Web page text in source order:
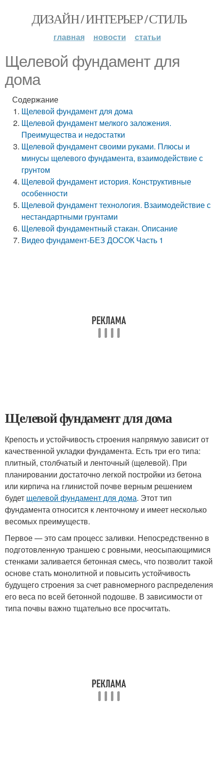
ДИЗАЙН / ИНТЕРЬЕР / СТИЛЬ
главная новости статьи
Щелевой фундамент для
дома
Содержание
Щелевой фундамент для дома
Щелевой фундамент мелкого заложения.
Преимущества и недостатки
Щелевой фундамент своими руками. Плюсы и
минусы щелевого фундамента, взаимодействие с
грунтом
Щелевой фундамент история. Конструктивные
особенности
Щелевой фундамент технология. Взаимодействие с
нестандартными грунтами
Щелевой фундаментный стакан. Описание
Видео фундамент-БЕЗ ДОСОК Часть 1
Щелевой фундамент для дома
Крепость и устойчивость строения напрямую зависит от
качественной укладки фундамента. Есть три его типа:
плитный, столбчатый и ленточный (щелевой). При
планировании достаточно легкой постройки из бетона
или кирпича на глинистой почве верным решением
будет щелевой фундамент для дома. Этот тип
фундамента относится к ленточному и имеет несколько
весомых преимуществ.
Первое — это сам процесс заливки. Непосредственно в
подготовленную траншею с ровными, неосыпающимися
стенками заливается бетонная смесь, что позволит такой
основе стать монолитной и повысить устойчивость
будущего строения за счет равномерного распределения
его веса по всей бетонной подошве. В зависимости от
типа почвы важно тщательно все просчитать.